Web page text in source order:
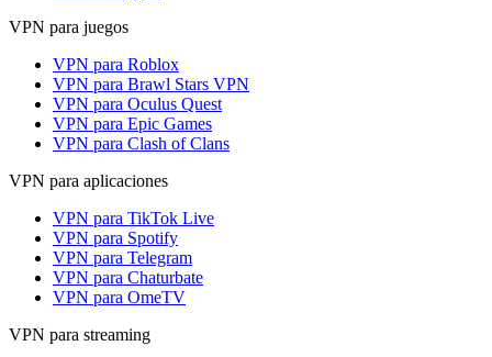
VPN para juegos
VPN para Roblox
VPN para Brawl Stars VPN
VPN para Oculus Quest
VPN para Epic Games
VPN para Clash of Clans
VPN para aplicaciones
VPN para TikTok Live
VPN para Spotify
VPN para Telegram
VPN para Chaturbate
VPN para OmeTV
VPN para streaming